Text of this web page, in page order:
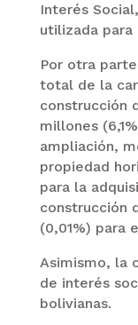
Interés
utilizada para
Por otra
total de la
construcción
millones
ampliación,
propiedad
para la
construcción
(0,01%) para
Asimismo, la
de interés
bolivianas.